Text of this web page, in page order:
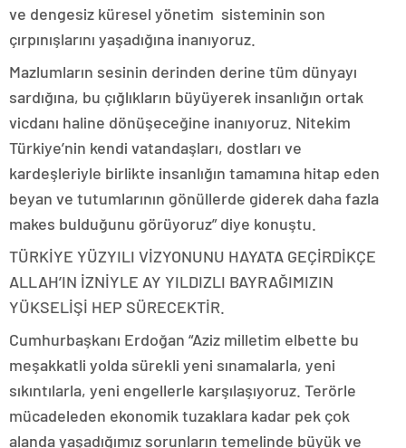
ve dengesiz küresel yönetim sisteminin son
çırpınışlarını yaşadığına inanıyoruz.
Mazlumların sesinin derinden derine tüm dünyayı
sardığına, bu çığlıkların büyüyerek insanlığın ortak
vicdanı haline dönüşeceğine inanıyoruz. Nitekim
Türkiye’nin kendi vatandaşları, dostları ve
kardeşleriyle birlikte insanlığın tamamına hitap eden
beyan ve tutumlarının gönüllerde giderek daha fazla
makes bulduğunu görüyoruz” diye konuştu.
TÜRKİYE YÜZYILI VİZYONUNU HAYATA GEÇİRDİKÇE
ALLAH’IN İZNİYLE AY YILDIZLI BAYRAĞIMIZIN
YÜKSELİŞİ HEP SÜRECEKTİR.
Cumhurbaşkanı Erdoğan “Aziz milletim elbette bu
meşakkatli yolda sürekli yeni sınamalarla, yeni
sıkıntılarla, yeni engellerle karşılaşıyoruz. Terörle
mücadeleden ekonomik tuzaklara kadar pek çok
alanda yaşadığımız sorunların temelinde büyük ve